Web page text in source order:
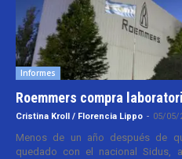
Informes
Roemmers compra
Cristina Kroll / Florencia Lippo - 05/05/
Menos de un año después de
quedado con el nacional Sidus,